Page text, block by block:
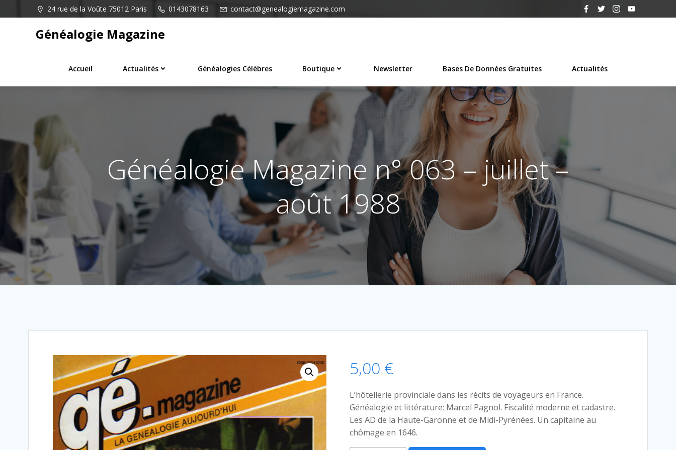
au
24 rue de la Voûte 75012 Paris 0143078163 contact@genealogiemagazine.com
Généalogie Magazine
Accueil Actualités Généalogies Célèbres Boutique Newsletter Bases De Données Gratuites Actualités
Généalogie Magazine n° 063 – juillet –
août 1988
5,00 €
L’hôtellerie provinciale dans les récits de voyageurs en France.
Généalogie et littérature: Marcel Pagnol. Fiscalité moderne et cadastre.
Les AD de la Haute-Garonne et de Midi-Pyrénées. Un capitaine au
chômage en 1646.